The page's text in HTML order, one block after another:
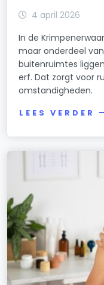
4 april 2026
In de
maar onderdeel
buitenruimtes
erf. Dat zorgt voor
omstandigheden.
LEES VERDER